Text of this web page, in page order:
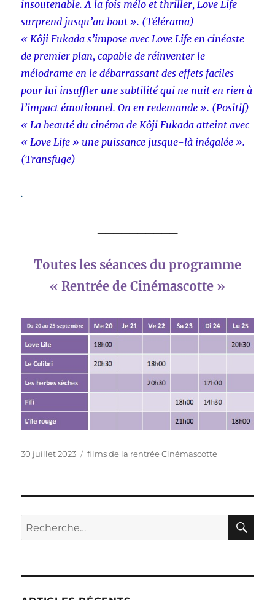
insoutenable. À la fois mélo et thriller, Love Life
surprend jusqu’au bout ». (Télérama)
« Kôji Fukada s’impose avec Love Life en cinéaste
de premier plan, capable de réinventer le
mélodrame en le débarrassant des effets faciles
pour lui insuffler une subtilité qui ne nuit en rien à
l’impact émotionnel. On en redemande ». (Positif)
« La beauté du cinéma de Kôji Fukada atteint avec
« Love Life » une puissance jusque-là inégalée ».
(Transfuge)
.
Toutes les séances du programme
« Rentrée de Cinémascotte »
Publié
30 juillet 2023 Catégories
films de la rentrée Cinémascotte
Recherche
pour :